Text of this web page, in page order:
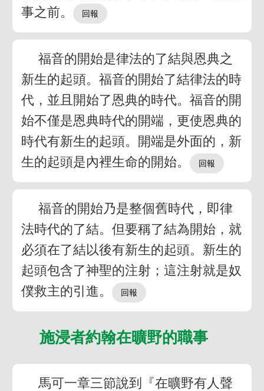
事之前。
福音的開始是律法的了結與恩典之
新生的起頭。福音的開始了結律法的時
代，並且開始了恩典的時代。福音的開
始不僅是恩典時代的開端，更使恩典的
時代有新生的起頭。開端是外面的，新
生的起頭是內裡生命的開始。
福音的開始乃是整個舊時代，即律
法時代的了結。但要稱了結為開始，就
必須在了結以後有新生的起頭。新生的
起頭包含了神聖的注射；這注射就是奴
僕救主的引進。
施浸者約翰在曠野的職事
馬可一章三節說到『在曠野有人聲